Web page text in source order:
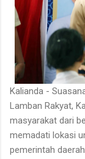
Kalianda -
Lamban Rakyat,
masyarakat dari
memadati lokasi
pemerintah